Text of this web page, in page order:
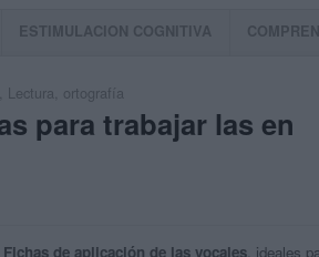
ESTIMULACION COGNITIVA
Lectura ortografía
para trabajar las en
Fichas de aplicación de las vocales, ideales